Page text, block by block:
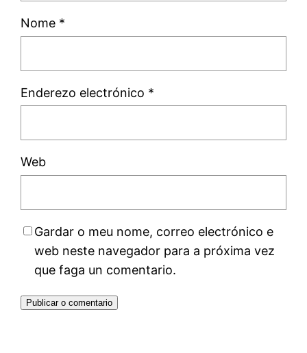
Nome *
Enderezo electrónico *
Web
Gardar o meu nome, correo electrónico e
web neste navegador para a próxima vez
que faga un comentario.